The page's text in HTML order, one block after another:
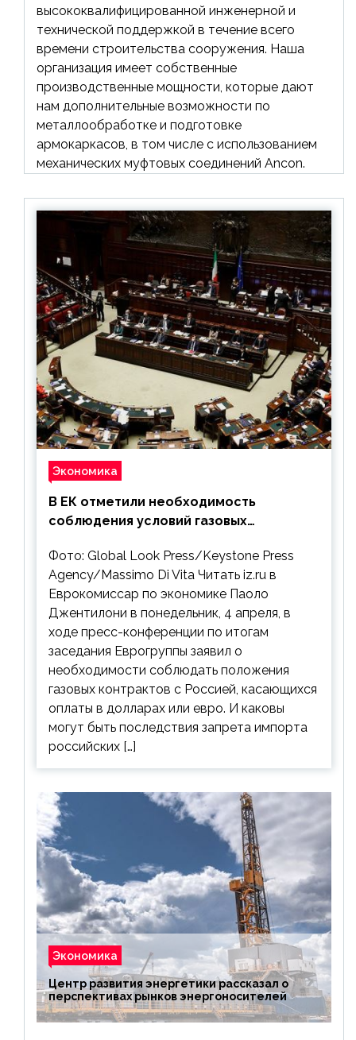
высококвалифицированной инженерной и
технической поддержкой в течение всего
времени строительства сооружения. Наша
организация имеет собственные
производственные мощности, которые дают
нам дополнительные возможности по
металлообработке и подготовке
армокаркасов, в том числе с использованием
механических муфтовых соединений Ancon.
Экономика
В ЕК отметили необходимость
соблюдения условий газовых
Фото: Global Look Press/Keystone Press
Agency/Massimo Di Vita Читать iz.ru в
Еврокомиссар по экономике Паоло
Джентилони в понедельник, 4 апреля, в
ходе пресс-конференции по итогам
заседания Еврогруппы заявил о
необходимости соблюдать положения
газовых контрактов с Россией, касающихся
оплаты в долларах или евро. И каковы
могут быть последствия запрета импорта
российских […]
Экономика
Центр развития энергетики рассказал о
перспективах рынков энергоносителей